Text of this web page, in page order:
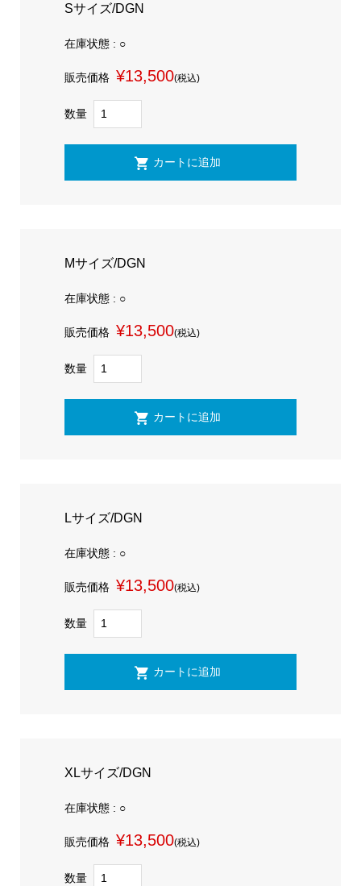
Sサイズ/DGN
在庫状態 : ○
販売価格 ¥13,500(税込)
数量
Mサイズ/DGN
在庫状態 : ○
販売価格 ¥13,500(税込)
数量
Lサイズ/DGN
在庫状態 : ○
販売価格 ¥13,500(税込)
数量
XLサイズ/DGN
在庫状態 : ○
販売価格 ¥13,500(税込)
数量